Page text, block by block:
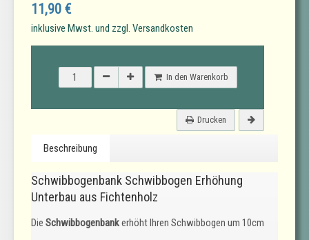
11,90 €
inklusive Mwst. und zzgl. Versandkosten
In den Warenkorb
Drucken
Beschreibung
Schwibbogenbank Schwibbogen Erhöhung
Unterbau aus Fichtenholz
Die Schwibbogenbankerhöht Ihren Schwibbogen um 10cm